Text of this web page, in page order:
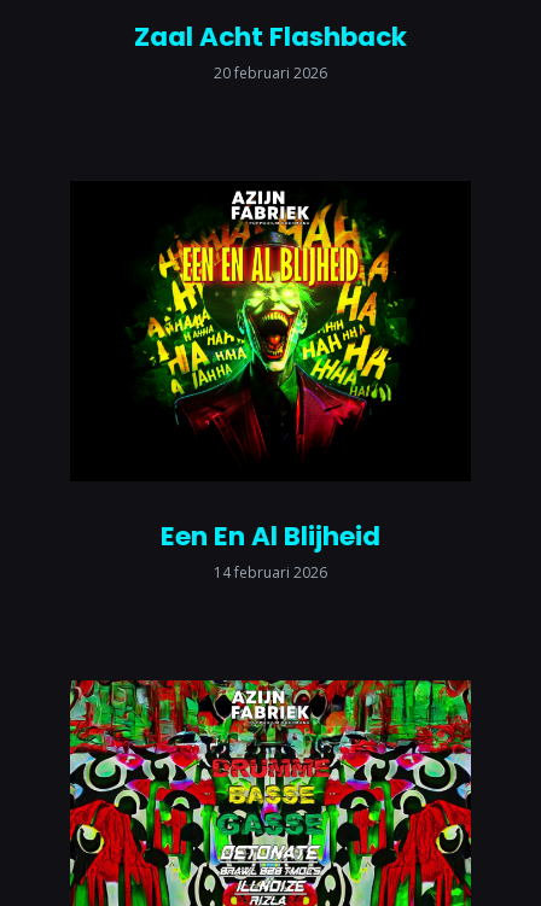
Zaal Acht Flashback
20 februari 2026
Een En Al Blijheid
14 februari 2026